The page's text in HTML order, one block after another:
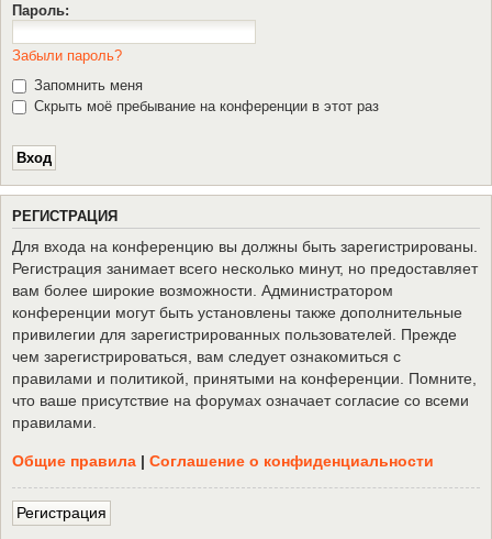
Пароль:
Забыли пароль?
Запомнить меня
Скрыть моё пребывание на конференции в этот раз
РЕГИСТРАЦИЯ
Для входа на конференцию вы должны быть зарегистрированы.
Регистрация занимает всего несколько минут, но предоставляет
вам более широкие возможности. Администратором
конференции могут быть установлены также дополнительные
привилегии для зарегистрированных пользователей. Прежде
чем зарегистрироваться, вам следует ознакомиться с
правилами и политикой, принятыми на конференции. Помните,
что ваше присутствие на форумах означает согласие со всеми
правилами.
Общие правила | Соглашение о конфиденциальности
Регистрация